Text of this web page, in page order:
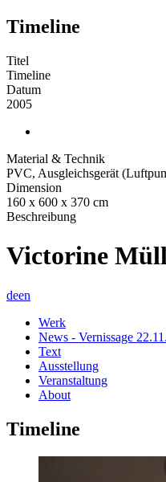
Timeline
Titel
Timeline
Datum
2005
Material & Technik
PVC, Ausgleichsgerät
Dimension
160 x 600 x 370 cm
Beschreibung
Victorine
deen
Werk
News - Vernissage
Text
Ausstellung
Veranstaltung
About
Timeline